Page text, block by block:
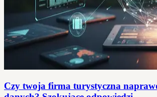
Czy twoja firma turystyczna